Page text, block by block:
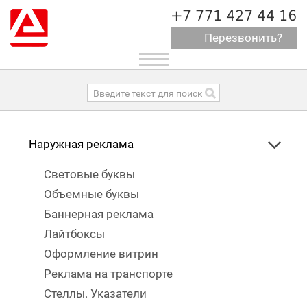
+7 771 427 44 16
Перезвонить?
Toggle
navigation
Наружная реклама
Световые буквы
Объемные буквы
Баннерная реклама
Лайтбоксы
Оформление витрин
Реклама на транспорте
Стеллы. Указатели